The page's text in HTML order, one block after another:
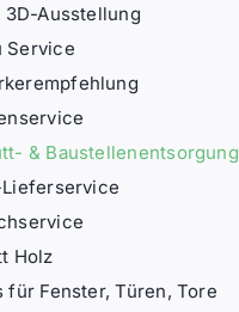
Ausstellung
Service
& Baustellenentsorgung
Holz
für Fenster, Türen, Tore